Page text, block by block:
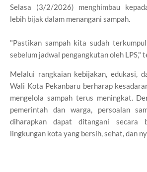
Selasa (3/2/2026) menghimbau
lebih bijak dalam menangani sampah.
"Pastikan sampah kita sudah
sebelum jadwal pengangkutan oleh LPS,"
Melalui rangkaian kebijakan, edukasi,
Wali Kota Pekanbaru berharap
mengelola sampah terus meningkat.
pemerintah dan warga, persoalan
diharapkan dapat ditangani secara
lingkungan kota yang bersih, sehat, dan